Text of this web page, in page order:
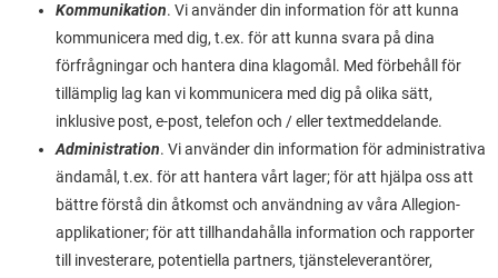
Kommunikation. Vi använder din information för att kunna
kommunicera med dig, t.ex. för att kunna svara på dina
förfrågningar och hantera dina klagomål. Med förbehåll för
tillämplig lag kan vi kommunicera med dig på olika sätt,
inklusive post, e-post, telefon och / eller textmeddelande.
Administration. Vi använder din information för administrativa
ändamål, t.ex. för att hantera vårt lager; för att hjälpa oss att
bättre förstå din åtkomst och användning av våra Allegion-
applikationer; för att tillhandahålla information och rapporter
till investerare, potentiella partners, tjänsteleverantörer,